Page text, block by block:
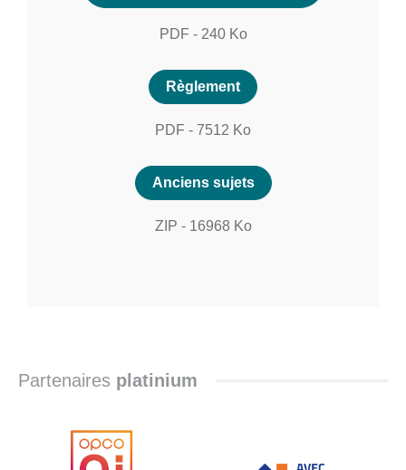
PDF - 240 Ko
Règlement
PDF - 7512 Ko
Anciens sujets
ZIP - 16968 Ko
Partenaires platinium